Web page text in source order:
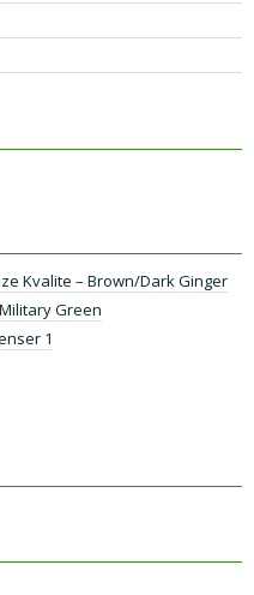
Kvalite – Brown/Dark Ginger
Green
1